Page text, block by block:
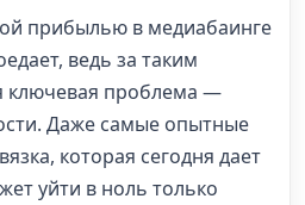
прибылью в медиабаинге
ведь за таким
ключевая проблема —
Даже самые опытные
которая сегодня дает
уйти в ноль только